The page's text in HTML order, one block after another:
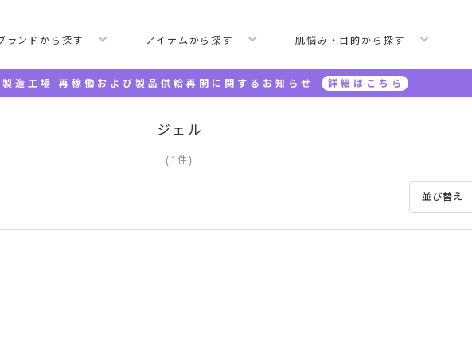
ランドから探す アイテムから探す 肌悩み・目的から探す
製造工場 再稼働および製品供給再開に関するお知らせ 詳細はこちら
ジェル
( 1 件)
並び替え